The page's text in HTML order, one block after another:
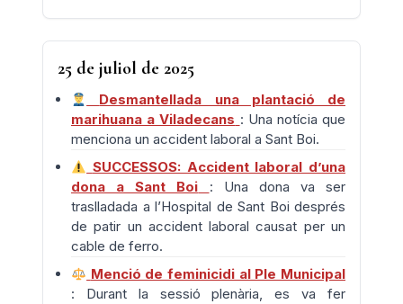
25 de juliol de 2025
Desmantellada una plantació de
marihuana a Viladecans : Una notícia que
menciona un accident laboral a Sant Boi.
SUCCESSOS: Accident laboral d’una
dona a Sant Boi
: Una dona va ser
traslladada a l’Hospital de Sant Boi després
de patir un accident laboral causat per un
cable de ferro.
Menció de feminicidi al Ple Municipal
: Durant la sessió plenària, es va fer